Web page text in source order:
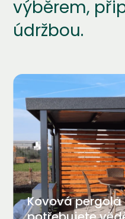
výběrem,
údržbou.
Kovová pergola